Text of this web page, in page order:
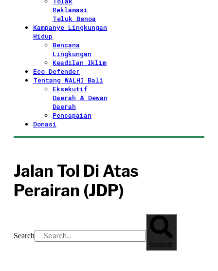
Reklamasi
Teluk Benoa
Kampanye Lingkungan
Hidup
Bencana
Lingkungan
Keadilan Iklim
Eco Defender
Tentang WALHI Bali
Eksekutif
Daerah & Dewan
Daerah
Pencapaian
Donasi
Jalan Tol Di Atas
Perairan (JDP)
Search
Search